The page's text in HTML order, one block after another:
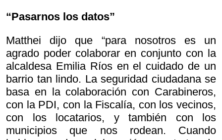
“Pasarnos los datos”
Matthei dijo que “para nosotros es un
agrado poder colaborar en conjunto con la
alcaldesa Emilia Ríos en el cuidado de un
barrio tan lindo. La seguridad ciudadana se
basa en la colaboración con Carabineros,
con la PDI, con la Fiscalía, con los vecinos,
con los locatarios, y también con los
municipios que nos rodean. Cuando